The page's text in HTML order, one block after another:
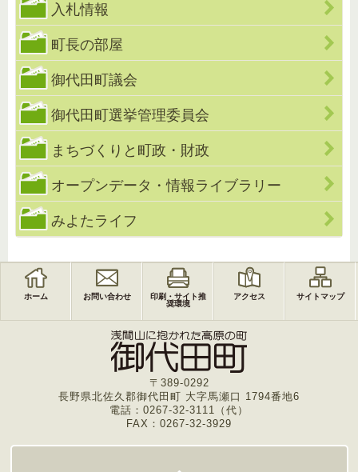
入札情報
町長の部屋
御代田町議会
御代田町選挙管理委員会
まちづくりと町政・財政
オープンデータ・情報ライブラリー
みよたライフ
ホーム お問い合わせ
印刷・サイト推
奨環境
アクセス サイトマップ
〒389-0292
長野県北佐久郡御代田町 大字馬瀬口 1794番地6
電話：0267-32-3111（代）
FAX：0267-32-3929